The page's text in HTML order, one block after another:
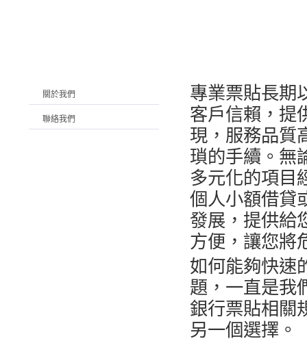
關於我們
聯絡我們
專業票貼長期
客戶信賴，提
現，服務品質
瑣的手續。無
多元化的項目
個人小額借貸
發展，提供給
方便，讓您將
如何能夠快速
題，一直是我
銀行票貼相關
另一個選擇。